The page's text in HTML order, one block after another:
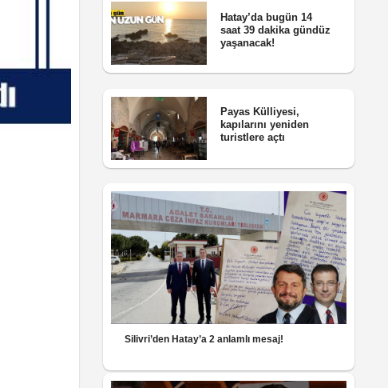
Hatay’da bugün 14
saat 39 dakika gündüz
yaşanacak!
Payas Külliyesi,
kapılarını yeniden
turistlere açtı
Silivri’den Hatay’a 2 anlamlı mesaj!